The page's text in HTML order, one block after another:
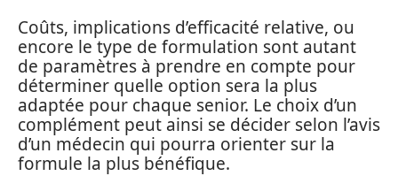
Coûts, implications d’efficacité relative, ou
encore le type de formulation sont autant
de paramètres à prendre en compte pour
déterminer quelle option sera la plus
adaptée pour chaque senior. Le choix d’un
complément peut ainsi se décider selon l’avis
d’un médecin qui pourra orienter sur la
formule la plus bénéfique.